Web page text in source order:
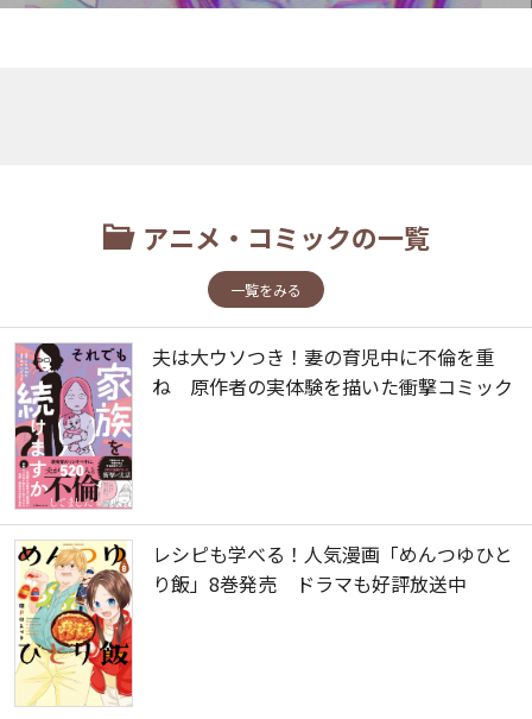
アニメ・コミックの一覧
一覧をみる
夫は大ウソつき！妻の育児中に不倫を重
ね 原作者の実体験を描いた衝撃コミック
レシピも学べる！人気漫画「めんつゆひと
り飯」8巻発売 ドラマも好評放送中